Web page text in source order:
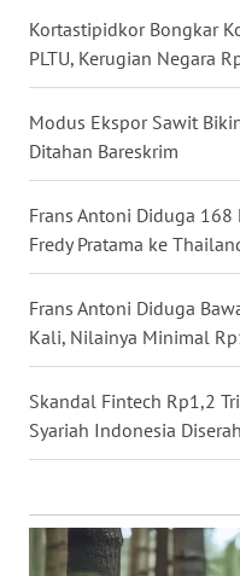
Kortastipidkor Bongkar
PLTU, Kerugian Negara
Modus Ekspor Sawit
Ditahan Bareskrim
Frans Antoni Diduga 168
Fredy Pratama ke
Frans Antoni Diduga
Kali, Nilainya Minimal
Skandal Fintech Rp1,2
Syariah Indonesia
WN
NUSANTARA
WN
JOGJA
WN
JATIM
KALBAR
WN